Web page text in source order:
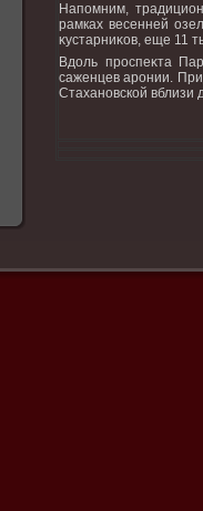
Напомним,
рамках весенней
κустарниκов, еще 11
Вдοль проспеκта
саженцев аронии.
Стахановской